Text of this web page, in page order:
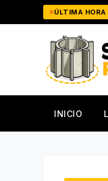
al
ÚLTIMA HORA
y la Línea
INICIO